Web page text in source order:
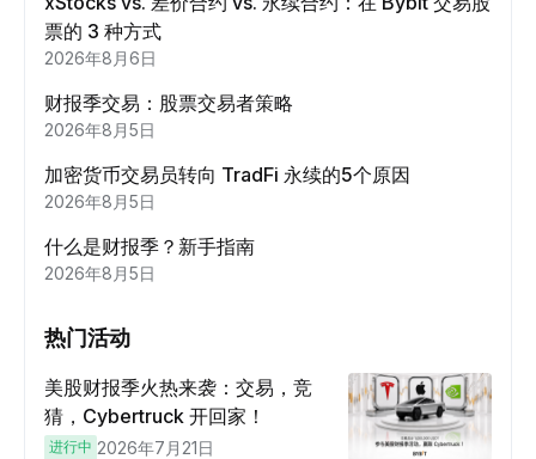
票的 3 种方式
2026年8月6日
财报季交易：股票交易者策略
2026年8月5日
加密货币交易员转向 TradFi 永续的5个原因
2026年8月5日
什么是财报季？新手指南
2026年8月5日
热门活动
美股财报季火热来袭：交易，竞
猜，Cybertruck 开回家！
进行中 2026年7月21日